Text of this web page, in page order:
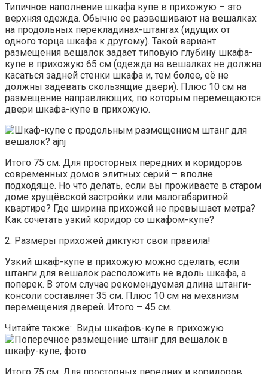
Типичное наполнение шкафа купе в прихожую – это
верхняя одежда. Обычно ее развешивают на вешалках
на продольных перекладинах-штангах (идущих от
одного торца шкафа к другому). Такой вариант
размещения вешалок задает типовую глубину шкафа-
купе в прихожую 65 см (одежда на вешалках не должна
касаться задней стенки шкафа и, тем более, её не
должны задевать скользящие двери). Плюс 10 см на
размещение направляющих, по которым перемещаются
двери шкафа-купе в прихожую.
Итого 75 см. Для просторных передних и коридоров
современных домов элитных серий – вполне
подходяще. Но что делать, если вы проживаете в старом
доме хрущёвской застройки или малогабаритной
квартире? Где ширина прихожей не превышает метра?
Как сочетать узкий коридор со шкафом-купе?
2. Размеры прихожей диктуют свои правила!
Узкий шкаф-купе в прихожую можно сделать, если
штанги для вешалок расположить не вдоль шкафа, а
поперек. В этом случае рекомендуемая длина штанги-
консоли составляет 35 см. Плюс 10 см на механизм
перемещения дверей. Итого – 45 см.
Читайте также: Виды шкафов-купе в прихожую